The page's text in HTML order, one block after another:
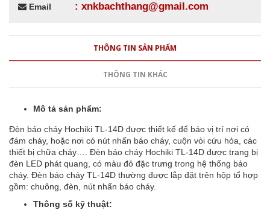
Email
: xnkbachthang@gmail.com
THÔNG TIN SẢN PHẨM
THÔNG TIN KHÁC
Mô tả sản phẩm:
Đèn báo cháy Hochiki TL-14D được thiết kế để báo vị trí nơi có
đám cháy, hoặc nơi có nút nhấn báo cháy, cuộn vòi cứu hỏa, các
thiết bị chữa cháy…. Đèn báo cháy Hochiki TL-14D được trang bị
đèn LED phát quang, có màu đỏ đặc trưng trong hệ thống báo
cháy. Đèn báo cháy TL-14D thường được lắp đặt trên hộp tổ hợp
gồm: chuông, đèn, nút nhấn báo cháy.
Thông số kỹ thuật: